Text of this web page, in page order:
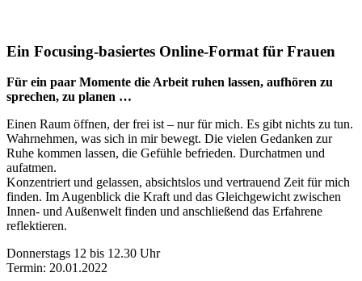
Ein Focusing-basiertes Online-Format für Frauen
Für ein paar Momente die Arbeit ruhen lassen, aufhören zu
sprechen, zu planen …
Einen Raum öffnen, der frei ist – nur für mich. Es gibt nichts zu tun.
Wahrnehmen, was sich in mir bewegt. Die vielen Gedanken zur
Ruhe kommen lassen, die Gefühle befrieden. Durchatmen und
aufatmen.
Konzentriert und gelassen, absichtslos und vertrauend Zeit für mich
finden. Im Augenblick die Kraft und das Gleichgewicht zwischen
Innen- und Außenwelt finden und anschließend das Erfahrene
reflektieren.
Donnerstags 12 bis 12.30 Uhr
Termin: 20.01.2022